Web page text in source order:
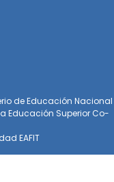
de Educación Nacional
Educación Superior Co-
EAFIT